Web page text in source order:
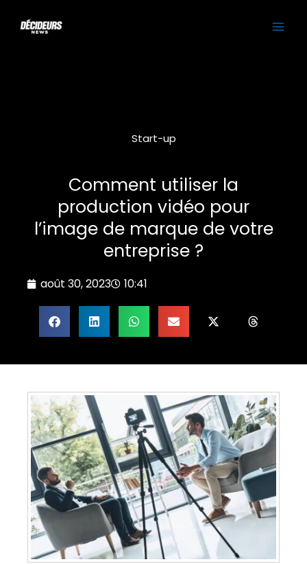
Start-up
Comment utiliser la
production vidéo pour
l’image de marque de votre
entreprise ?
août 30, 2023 10:41